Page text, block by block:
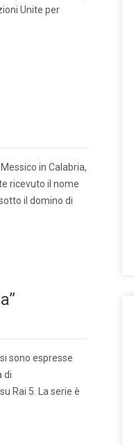
Unite per
in Calabria,
ricevuto il nome
il domino di
sono espresse
di
Rai 5. La serie è